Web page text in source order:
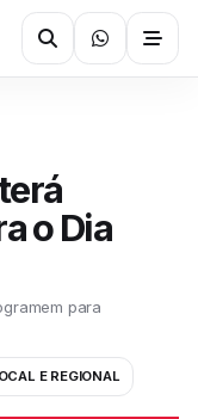
o Dia
para
E REGIONAL